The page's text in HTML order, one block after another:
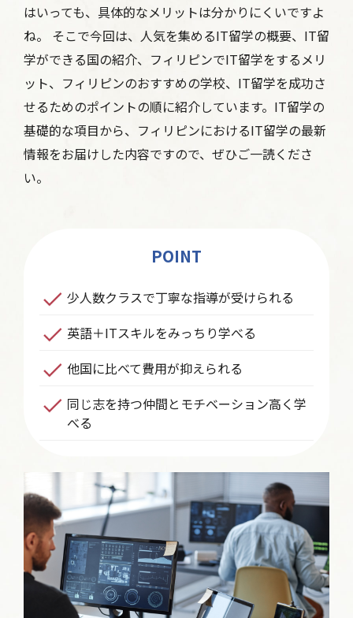
はいっても、具体的なメリットは分かりにくいですよ
ね。 そこで今回は、人気を集めるIT留学の概要、IT留
学ができる国の紹介、フィリピンでIT留学をするメリ
ット、フィリピンのおすすめの学校、IT留学を成功さ
せるためのポイントの順に紹介しています。IT留学の
基礎的な項目から、フィリピンにおけるIT留学の最新
情報をお届けした内容ですので、ぜひご一読くださ
い。
POINT
少人数クラスで丁寧な指導が受けられる
英語＋ITスキルをみっちり学べる
他国に比べて費用が抑えられる
同じ志を持つ仲間とモチベーション高く学
べる